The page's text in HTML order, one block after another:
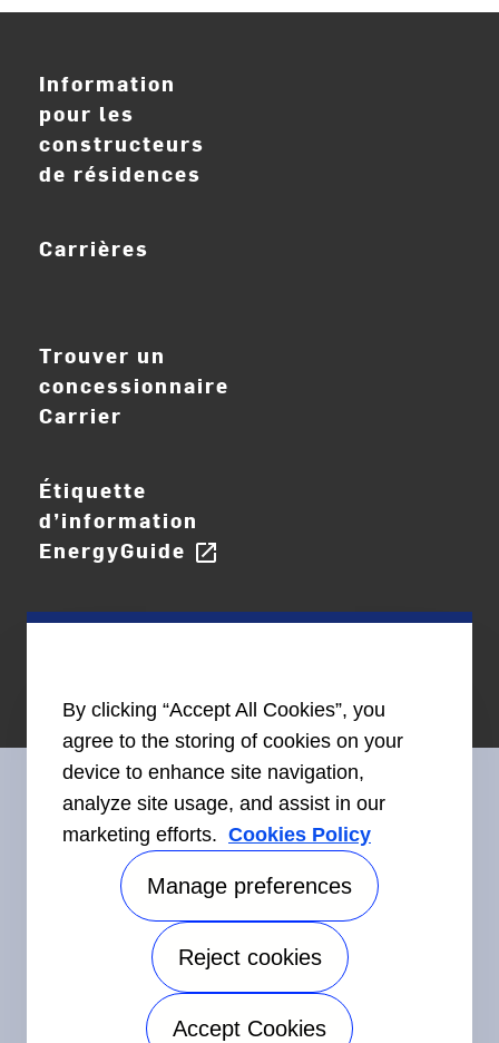
Information
pour les
constructeurs
de résidences
Carrières
Trouver un
concessionnaire
Carrier
Étiquette
d’information
EnergyGuide open_in_new
Restez en contact avec nous
©2026 Carrier. Tous droits réservés. Accessibilité
Avis sur la confidentialité Conditions d'utilisation
By clicking “Accept All Cookies”, you
agree to the storing of cookies on your
device to enhance site navigation,
analyze site usage, and assist in our
marketing efforts. Cookies Policy
Manage preferences
Reject cookies
Accept Cookies